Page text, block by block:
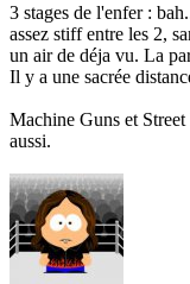
3 stages de l'enfer :
assez stiff entre les 2,
un air de déja vu. La
Il y a une sacrée
Machine Guns et
aussi.